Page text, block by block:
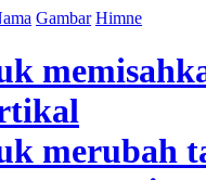
Gambar Himne